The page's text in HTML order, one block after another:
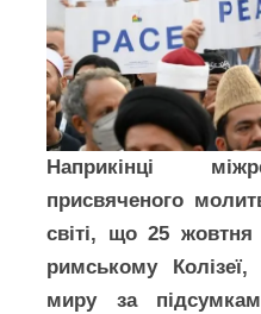
Наприкінці
присвяченого
світі, що 25
римському
миру за